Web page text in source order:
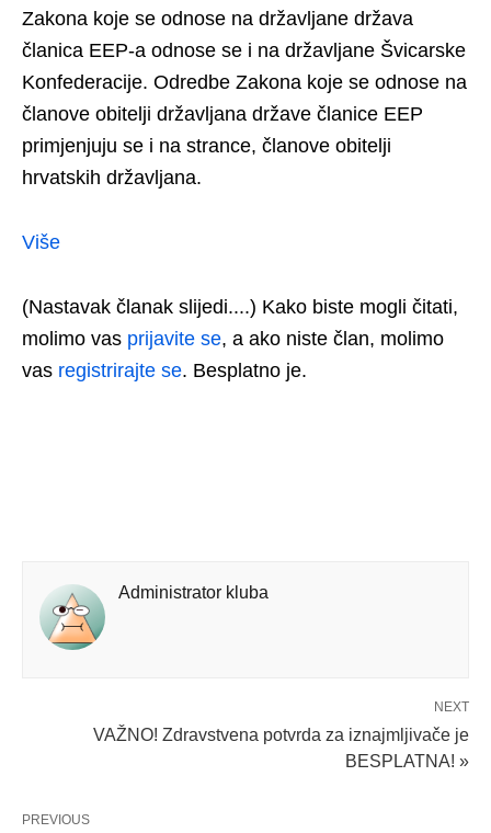
Zakona koje se odnose na državljane država
članica EEP-a odnose se i na državljane Švicarske
Konfederacije. Odredbe Zakona koje se odnose na
članove obitelji državljana države članice EEP
primjenjuju se i na strance, članove obitelji
hrvatskih državljana.
Više
​​(Nastavak članak slijedi....) Kako biste mogli čitati,
molimo vas prijavite se, a ako niste član, molimo
vas registrirajte se. Besplatno je.
Administrator kluba
NEXT
VAŽNO! Zdravstvena potvrda za iznajmljivače je
BESPLATNA! »
PREVIOUS